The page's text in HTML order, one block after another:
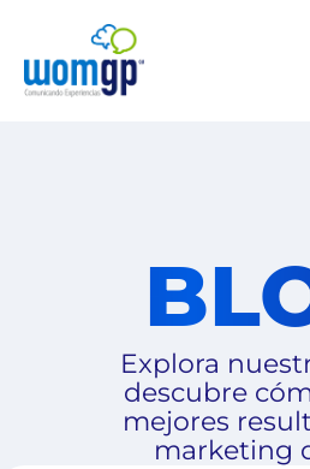
Explora
descubre
mejores
marketing